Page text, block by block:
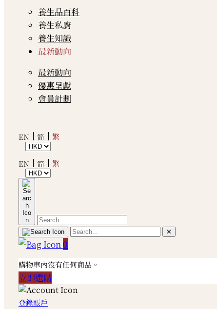
養生品百科
養生私廚
養生知識
最新動向
最新動向
優惠呈獻
會員計劃
EN 简 繁
EN 简 繁
✕
0
購物車內沒有任何商品。
立即選購
登錄賬戶